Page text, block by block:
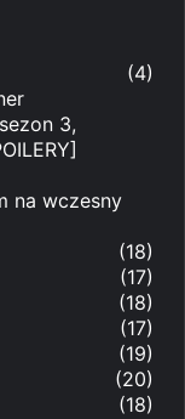
(4)
3,
na wczesny
(18)
(17)
(18)
(17)
(19)
(20)
(18)